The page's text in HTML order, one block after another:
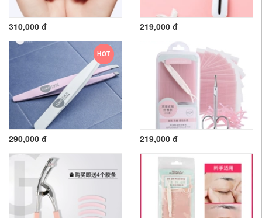
310,000 đ 219,000 đ
HOT
290,000 đ 219,000 đ